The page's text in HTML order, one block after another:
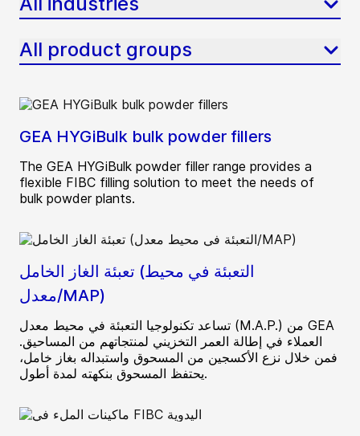
All product groups
GEA HYGiBulk bulk powder fillers
The GEA HYGiBulk powder filler range provides a
flexible FIBC filling solution to meet the needs of
bulk powder plants.
تعبئة الغاز الخامل (التعبئة في محيط
معدل/MAP)
تساعد تكنولوجيا التعبئة في محيط معدل (M.A.P.) من GEA
العملاء في إطالة العمر التخزيني لمنتجاتهم من المساحيق.
فمن خلال نزع الأكسجين من المسحوق واستبداله بغاز خامل،
يحتفظ المسحوق بنكهته لمدة أطول.